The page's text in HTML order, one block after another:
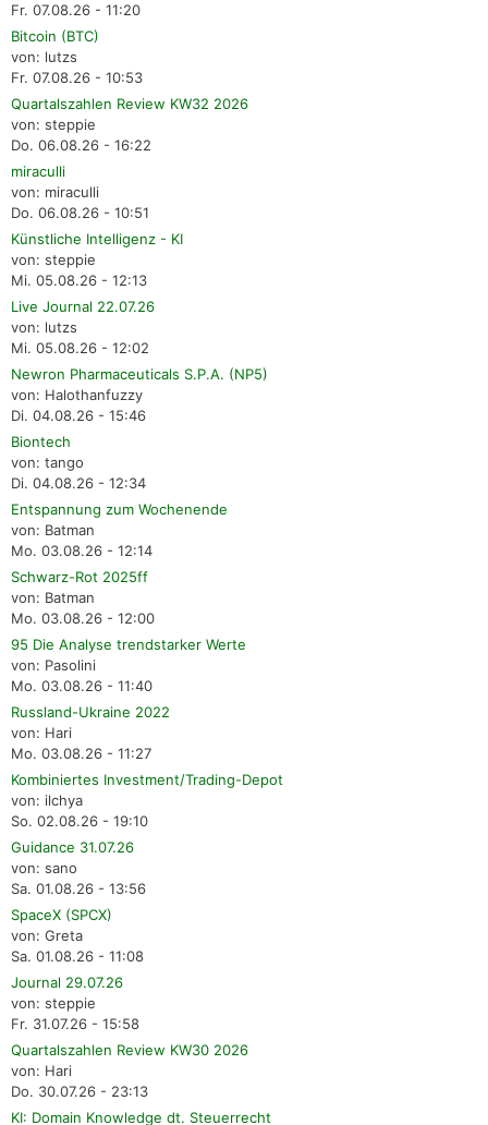
Fr. 07.08.26 - 11:20
Bitcoin (BTC)
von: lutzs
Fr. 07.08.26 - 10:53
Quartalszahlen Review KW32 2026
von: steppie
Do. 06.08.26 - 16:22
miraculli
von: miraculli
Do. 06.08.26 - 10:51
Künstliche Intelligenz - KI
von: steppie
Mi. 05.08.26 - 12:13
Live Journal 22.07.26
von: lutzs
Mi. 05.08.26 - 12:02
Newron Pharmaceuticals S.P.A. (NP5)
von: Halothanfuzzy
Di. 04.08.26 - 15:46
Biontech
von: tango
Di. 04.08.26 - 12:34
Entspannung zum Wochenende
von: Batman
Mo. 03.08.26 - 12:14
Schwarz-Rot 2025ff
von: Batman
Mo. 03.08.26 - 12:00
95 Die Analyse trendstarker Werte
von: Pasolini
Mo. 03.08.26 - 11:40
Russland-Ukraine 2022
von: Hari
Mo. 03.08.26 - 11:27
Kombiniertes Investment/Trading-Depot
von: ilchya
So. 02.08.26 - 19:10
Guidance 31.07.26
von: sano
Sa. 01.08.26 - 13:56
SpaceX (SPCX)
von: Greta
Sa. 01.08.26 - 11:08
Journal 29.07.26
von: steppie
Fr. 31.07.26 - 15:58
Quartalszahlen Review KW30 2026
von: Hari
Do. 30.07.26 - 23:13
KI: Domain Knowledge dt. Steuerrecht